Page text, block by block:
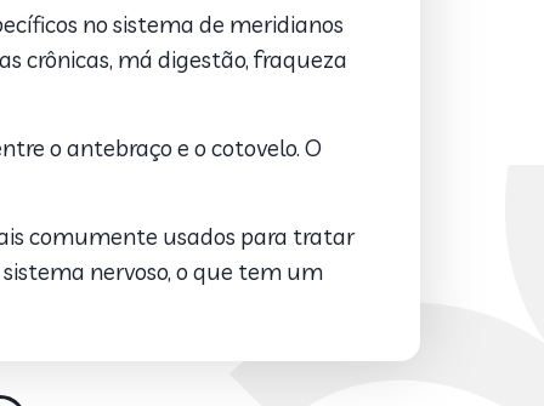
no sistema de meridianos
crônicas, má digestão, fraqueza
o antebraço e o cotovelo. O
comumente usados ​​para tratar
nervoso, o que tem um